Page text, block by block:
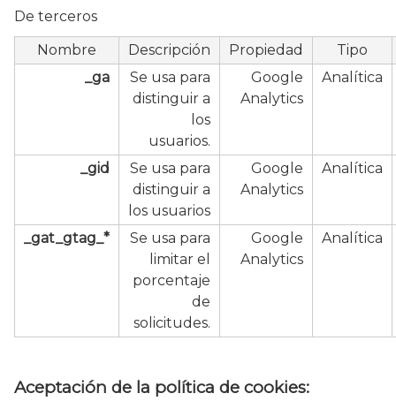
De terceros
Nombre
Descripción Propiedad
Tipo
_ga
Se usa para
distinguir a
los
usuarios.
Google
Analytics
Analítica
_gid
Se usa para
distinguir a
los usuarios
Google
Analytics
Analítica
_gat_gtag_*
Se usa para
limitar el
porcentaje
de
solicitudes.
Google
Analytics
Analítica
Aceptación de la política de cookies: